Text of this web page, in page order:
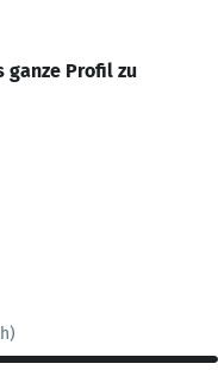
ganze Profil zu